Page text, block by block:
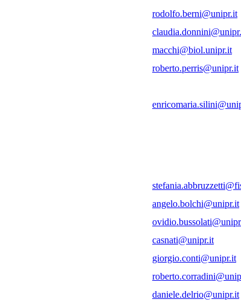
rodolfo.berni@unipr.it
macchi@biol.unipr.it
roberto.perris@unipr.it
angelo.bolchi@unipr.it
casnati@unipr.it
giorgio.conti@unipr.it
daniele.delrio@unipr.it